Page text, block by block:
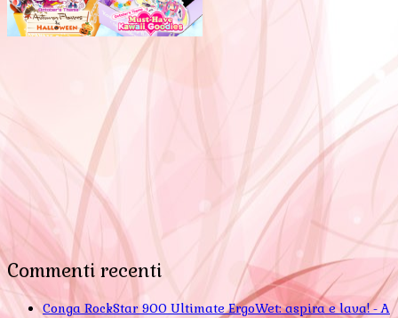
Commenti recenti
Conga RockStar 900 Ultimate ErgoWet: aspira e lava! - A